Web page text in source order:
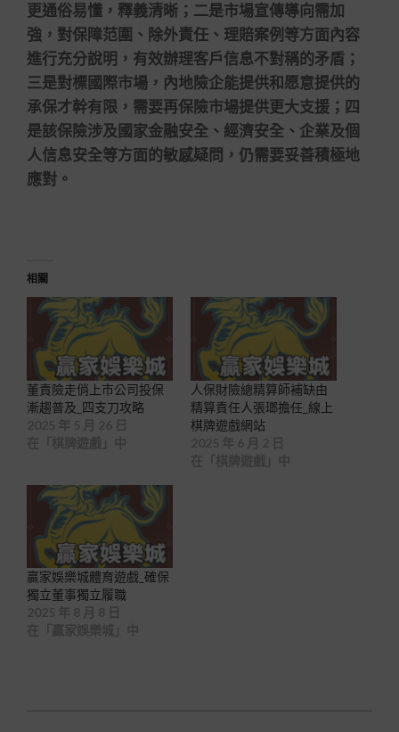
更通俗易懂，釋義清晰；二是市場宣傳導向需加
強，對保障范圍、除外責任、理賠案例等方面內容
進行充分說明，有效辦理客戶信息不對稱的矛盾；
三是對標國際市場，內地險企能提供和愿意提供的
承保才幹有限，需要再保險市場提供更大支援；四
是該保險涉及國家金融安全、經濟安全、企業及個
人信息安全等方面的敏感疑問，仍需要妥善積極地
應對。
相關
董責險走俏上市公司投保
漸趨普及_四支刀攻略
人保財險總精算師補缺由
精算責任人張瑯擔任_線上
棋牌遊戲網站
贏家娛樂城體育遊戲_確保
獨立董事獨立履職